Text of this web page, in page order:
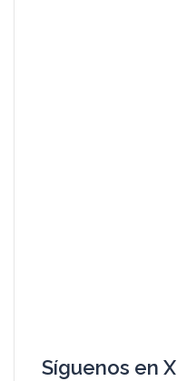
Síguenos en X